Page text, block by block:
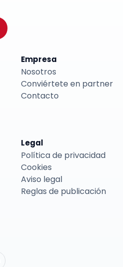
Empresa
Nosotros
Conviértete en partner
Contacto
Legal
Política de privacidad
Cookies
Aviso legal
Reglas de publicación